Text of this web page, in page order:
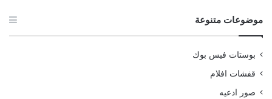
موضوعات متنوعة
بوستات فيس بوك
قفشات افلام
صور ادعيه